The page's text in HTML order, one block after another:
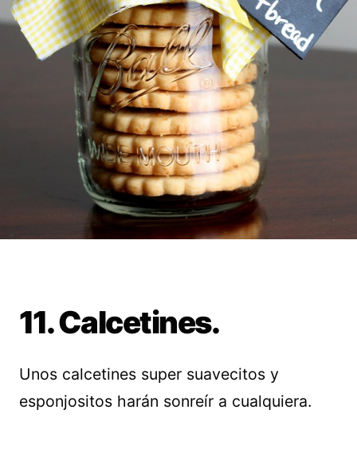
11. Calcetines.
Unos calcetines super suavecitos y
esponjositos harán sonreír a cualquiera.